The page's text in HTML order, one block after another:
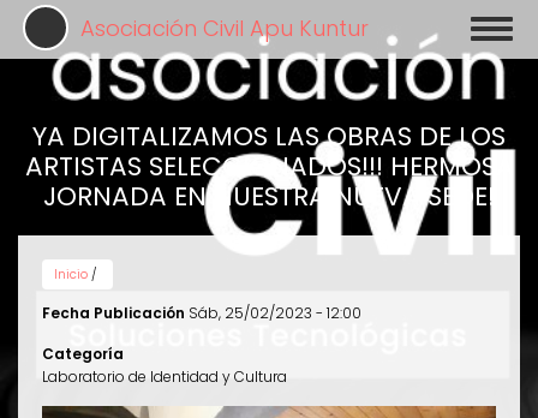
Pasar
contenido
principal
Asociación Civil Apu Kuntur
YA DIGITALIZAMOS LAS OBRAS DE LOS
ARTISTAS SELECCIONADOS!!! HERMOSA
JORNADA EN NUESTRA NUEVA SEDE!
Inicio /
Fecha Publicación Sáb, 25/02/2023 - 12:00
Categoría
Laboratorio de Identidad y Cultura